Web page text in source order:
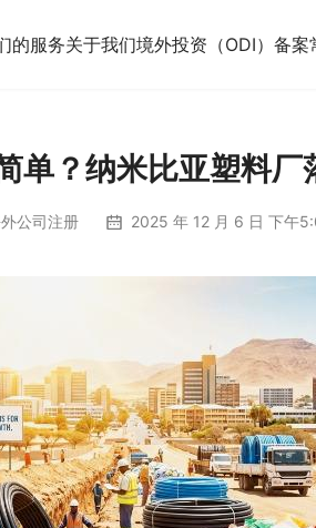
的服务关于我们境外投资（ODI）备案
单？纳米比亚塑料厂
公司注册 2025 年 12 月 6 日 下午